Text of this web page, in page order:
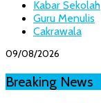
Kabar Sekolah
Guru Menulis
Cakrawala
09/08/2026
Breaking News